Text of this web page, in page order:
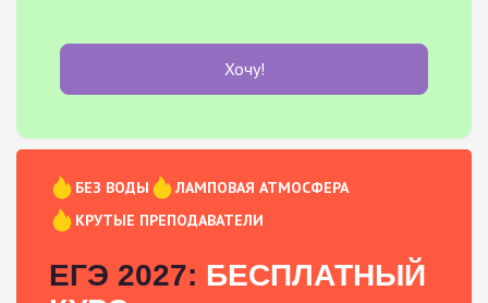
Хочу!
БЕЗ ВОДЫ
ЛАМПОВАЯ АТМОСФЕРА
КРУТЫЕ ПРЕПОДАВАТЕЛИ
ЕГЭ 2027: БЕСПЛАТНЫЙ